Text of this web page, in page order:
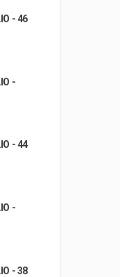
- 46
-
- 44
-
- 38